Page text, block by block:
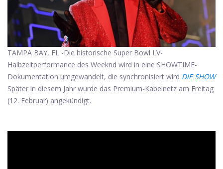
TAMPA BAY, FL -Die historische Super Bowl LV-
Halbzeitperformance des Weeknd wird in eine SHOWTIME-
Dokumentation umgewandelt, die synchronisiert wird DIE SHOW
Später in diesem Jahr wurde das Premium-Kabelnetz am Freitag
(12. Februar) angekündigt.